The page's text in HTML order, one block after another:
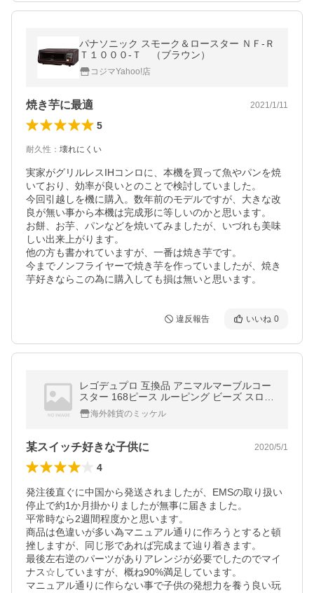
パナソニック スモーク＆ロースター ＮＦ‐Ｒ
Ｔ１０００‐Ｔ （ブラウン）
コジマYahoo!店
焼き芋に最適 2021/1/11
5
耐久性 ： 壊れにくい
実家がグリルレスIHコンロに、本機を買って魚やパンを焼
いており、効率が良いとのことで検討していました。
今回引越しを機に購入。数年前のモデルですが、大きな改
良が無い事から本機は完成形に等しいのかと思います。
お餅、お芋、パンなどを焼いてみましたが、いづれも美味
しい出来上がります。
他の方も書かれていますが、一番は焼き芋です。
今までノンフライヤーで焼き芋を作っていましたが、焼き
芋好きならこの為に購入しても損は無いと思います。
違反報告 いいね 0
レゴデュプロ 互換品 アニマルマーブルコー
スター 168ピース ルーピング ビーズ スロー
プトイ 知育玩具
海外雑貨のミッケル
某スイッチ好きな子供に 2020/5/1
4
発注後直ぐに中国から発送されましたが、EMSの取り扱い
停止で約1か月掛かりましたが無事に届きました。
平常時なら2週間程度かと思います。
商品は色違いが多い為マニュアル通りに作ろうとすると頓
挫しますが、同じ形であれば完成まて辿り着きます。
最後左右逆のパーツがありアレンジが必要でしたのでマイ
ナス☆していますが、概ね90%満足しています。
マニュアル通りに作らない事で子供の発想力を養う良い玩